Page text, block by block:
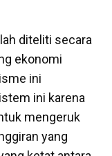
diteliti secara
ekonomi
ini
ini karena
mengeruk
yang